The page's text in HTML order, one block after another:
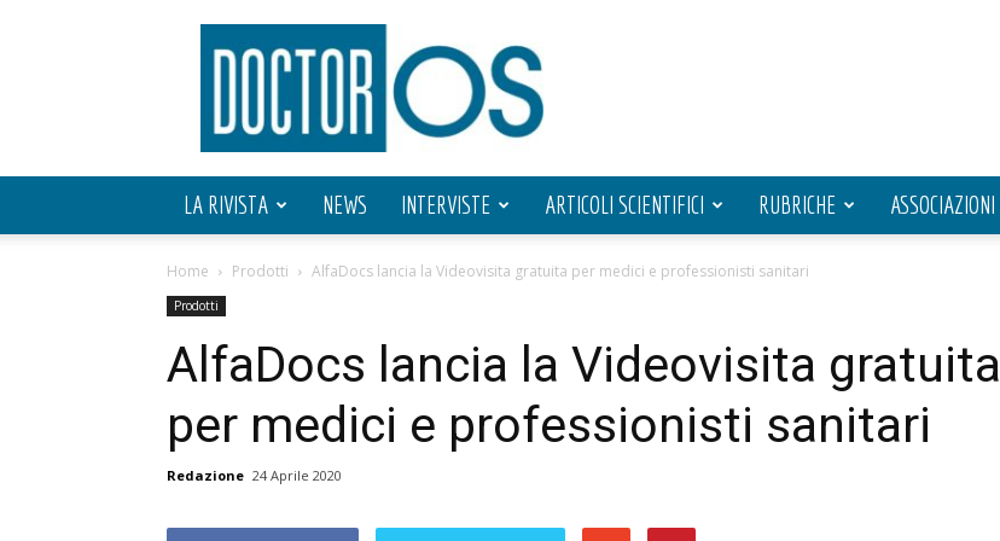
Doctor
OS
LA RIVISTA NEWS INTERVISTE ARTICOLI SCIENTIFICI RUBRICHE ASSOCIAZIONI
Home Prodotti AlfaDocs lancia la Videovisita gratuita per medici e professionisti sanitari
Prodotti
AlfaDocs lancia la Videovisita gratuita
per medici e professionisti sanitari
Redazione 24 Aprile 2020